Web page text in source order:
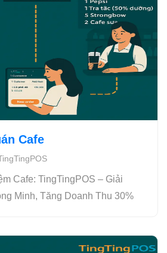
Cafe
Cafe: TingTingPOS – Giải
Minh, Tăng Doanh Thu 30%